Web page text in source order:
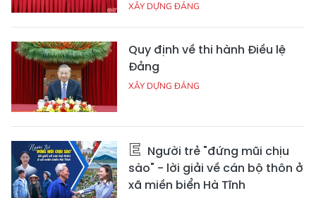
XÂY DỰNG ĐẢNG
Quy định về thi hành Điều lệ
Đảng
XÂY DỰNG ĐẢNG
Người trẻ "đứng mũi chịu
sào" - lời giải về cán bộ thôn ở
xã miền biển Hà Tĩnh